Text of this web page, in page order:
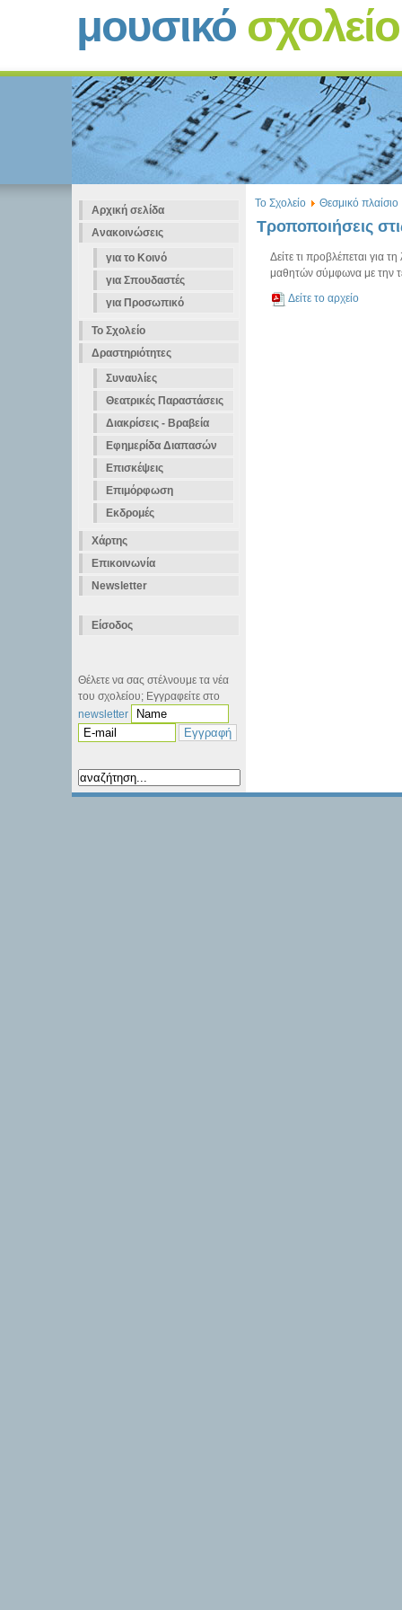
μουσικό
Αρχική σελίδα
Ανακοινώσεις
για το Κοινό
για Σπουδαστές
για Προσωπικό
Το Σχολείο
Δραστηριότητες
Συναυλίες
Θεατρικές Παραστάσεις
Διακρίσεις - Βραβεία
Εφημερίδα Διαπασών
Επισκέψεις
Επιμόρφωση
Εκδρομές
Χάρτης
Επικοινωνία
Newsletter
Είσοδος
Θέλετε να σας στέλνουμε τα νέα
του σχολείου; Εγγραφείτε στο
newsletter
Το Σχολείο Θεσμικό πλαίσιο
Τροποποιήσεις
Δείτε τι προβλέπεται για
μαθητών σύμφωνα με την
Δείτε το αρχείο